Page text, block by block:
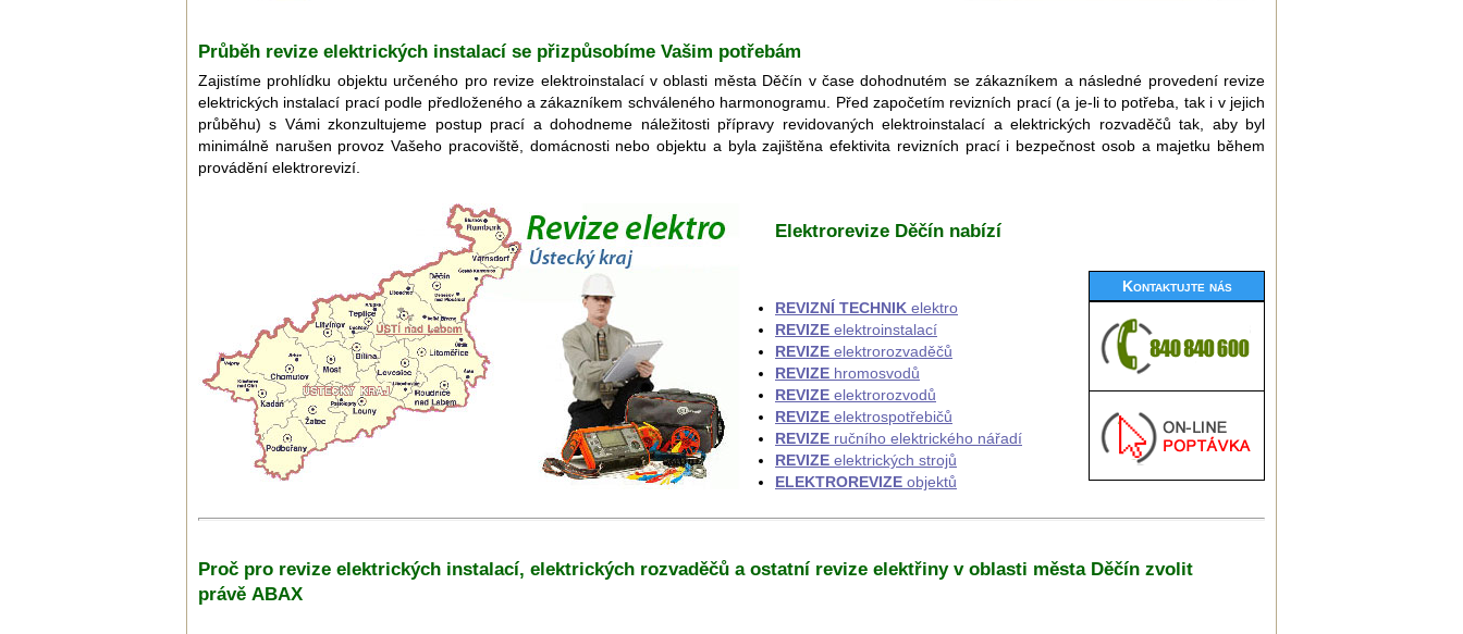
Průběh revize elektrických instalací se přizpůsobíme Vašim potřebám
Zajistíme prohlídku objektu určeného pro revize elektroinstalací v oblasti města Děčín v čase dohodnutém se zákazníkem a následné provedení revize
elektrických instalací prací podle předloženého a zákazníkem schváleného harmonogramu. Před započetím revizních prací (a je-li to potřeba, tak i v jejich
průběhu) s Vámi zkonzultujeme postup prací a dohodneme náležitosti přípravy revidovaných elektroinstalací a elektrických rozvaděčů tak, aby byl
minimálně narušen provoz Vašeho pracoviště, domácnosti nebo objektu a byla zajištěna efektivita revizních prací i bezpečnost osob a majetku během
provádění elektrorevizí.
Elektrorevize Děčín nabízí
Kontaktujte nás
REVIZNÍ TECHNIK elektro
REVIZE elektroinstalací
REVIZE elektrorozvaděčů
REVIZE hromosvodů
REVIZE elektrorozvodů
REVIZE elektrospotřebičů
REVIZE ručního elektrického nářadí
REVIZE elektrických strojů
ELEKTROREVIZE objektů
Proč pro revize elektrických instalací, elektrických rozvaděčů a ostatní revize elektřiny v oblasti města Děčín zvolit
právě ABAX